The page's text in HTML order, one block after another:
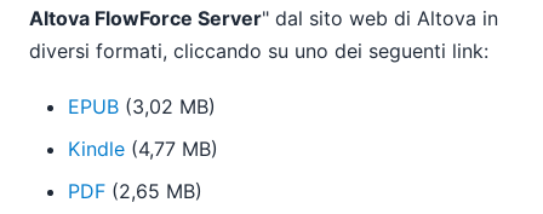
Altova FlowForce Server" dal sito web di Altova in
diversi formati, cliccando su uno dei seguenti link:
EPUB (3,02 MB)
Kindle (4,77 MB)
PDF (2,65 MB)